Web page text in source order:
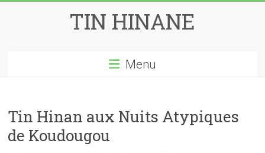
TIN HINANE
Menu
Tin Hinan aux Nuits Atypiques
de Koudougou